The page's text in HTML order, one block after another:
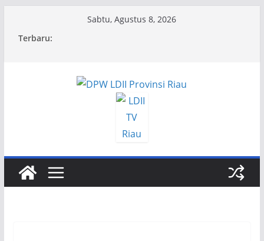
Sabtu, Agustus 8, 2026
Terbaru: